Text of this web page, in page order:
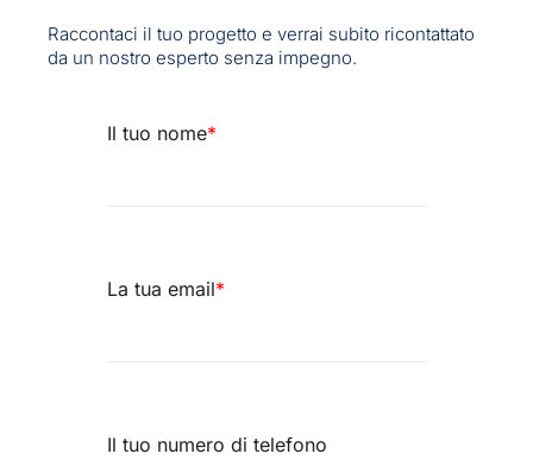
Raccontaci il tuo progetto e verrai subito ricontattato
da un nostro esperto senza impegno.
Il tuo nome*
La tua email*
Il tuo numero di telefono